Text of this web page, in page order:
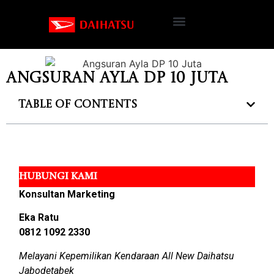
Angsuran Ayla DP 10 Juta
Table of Contents
HUBUNGI KAMI
Konsultan Marketing
Eka Ratu
0812 1092 2330
Melayani Kepemilikan Kendaraan All New Daihatsu
Jabodetabek